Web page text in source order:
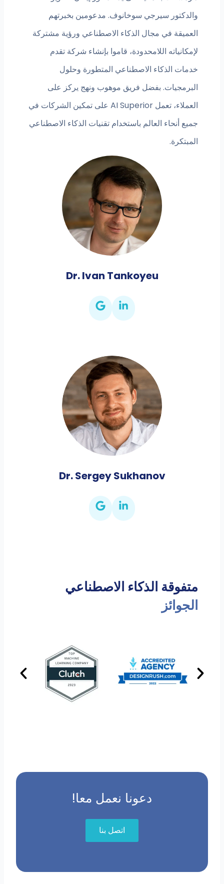
والدكتور سيرجي سوخانوف. مدعومين بخبرتهم
العميقة في مجال الذكاء الاصطناعي ورؤية مشتركة
لإمكانياته اللامحدودة، قاموا بإنشاء شركة تقدم
خدمات الذكاء الاصطناعي المتطورة وحلول
البرمجيات. بفضل فريق موهوب ونهج يركز على
العملاء، تعمل AI Superior على تمكين الشركات في
جميع أنحاء العالم باستخدام تقنيات الذكاء الاصطناعي
المبتكرة.
Dr. Ivan Tankoyeu
Dr. Sergey Sukhanov
متفوقة الذكاء الاصطناعي
الجوائز
دعونا نعمل معا!
اتصل بنا